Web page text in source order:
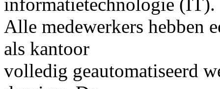
Alle medewerkers hebben
als kantoor
volledig geautomatiseerd